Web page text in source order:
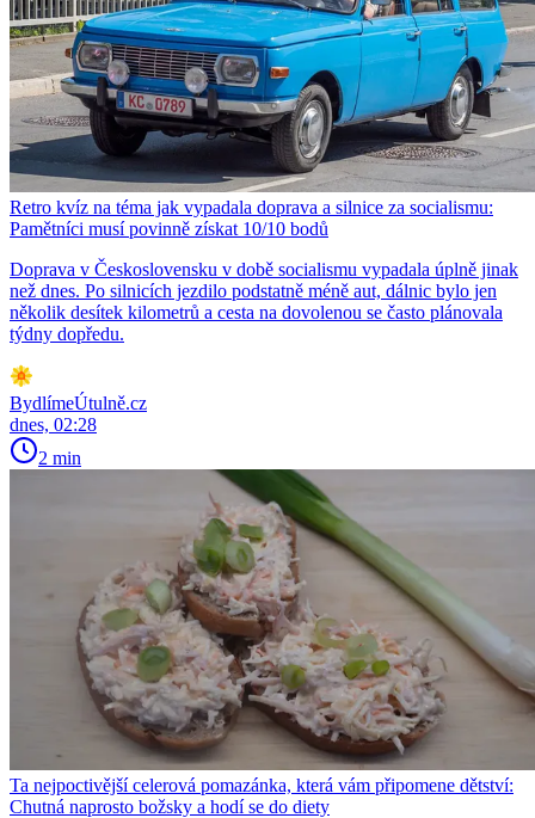
Retro kvíz na téma jak vypadala doprava a silnice za socialismu:
Pamětníci musí povinně získat 10/10 bodů
Doprava v Československu v době socialismu vypadala úplně jinak
než dnes. Po silnicích jezdilo podstatně méně aut, dálnic bylo jen
několik desítek kilometrů a cesta na dovolenou se často plánovala
týdny dopředu.
BydlímeÚtulně.cz
dnes, 02:28
2 min
Ta nejpoctivější celerová pomazánka, která vám připomene dětství:
Chutná naprosto božsky a hodí se do diety